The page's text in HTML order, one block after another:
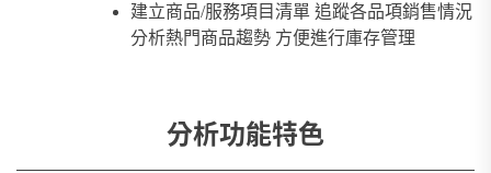
建立商品/服務項目清單 追蹤各品項銷售情況
分析熱門商品趨勢 方便進行庫存管理
分析功能特色